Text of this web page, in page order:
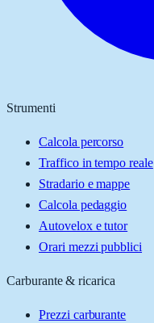
Strumenti
Calcola percorso
Traffico in tempo reale
Stradario e mappe
Calcola pedaggio
Autovelox e tutor
Orari mezzi pubblici
Carburante & ricarica
Prezzi carburante